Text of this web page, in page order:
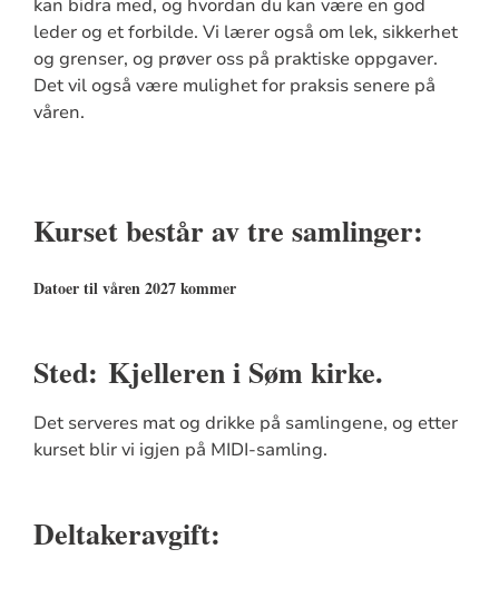
kan bidra med, og hvordan du kan være en god
leder og et forbilde. Vi lærer også om lek, sikkerhet
og grenser, og prøver oss på praktiske oppgaver.
Det vil også være mulighet for praksis senere på
våren.
Kurset består av tre samlinger:
Datoer til våren 2027 kommer
Sted: Kjelleren i Søm kirke.
Det serveres mat og drikke på samlingene, og etter
kurset blir vi igjen på MIDI-samling.
Deltakeravgift: